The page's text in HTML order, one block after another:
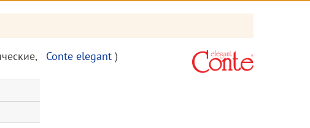
, Conte elegant )